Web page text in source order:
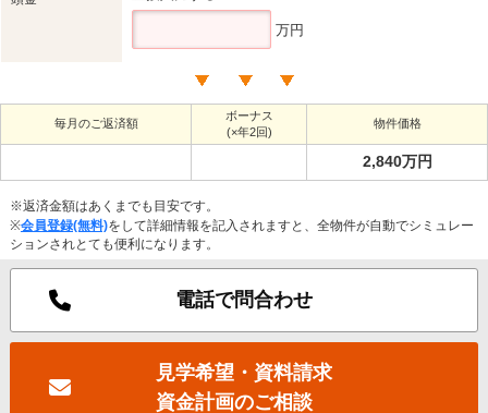
万円
毎月のご返済額
ボーナス
(×年2回)
物件価格
2,840万円
※返済金額はあくまでも目安です。
※会員登録(無料)をして詳細情報を記入されますと、全物件が自動でシミュレー
ションされとても便利になります。
電話で問合わせ
見学希望・資料請求
資金計画のご相談